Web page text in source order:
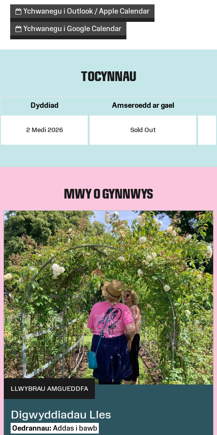
Ychwanegu i Outlook / Apple Calendar
Ychwanegu i Google Calendar
TOCYNNAU
Dyddiad Amseroedd ar gael
2 Medi 2026 Sold Out
MWY O GYNNWYS
LLWYBRAU AMGUEDDFA
Digwyddiadau Lles
Oedrannau: Addas i bawb